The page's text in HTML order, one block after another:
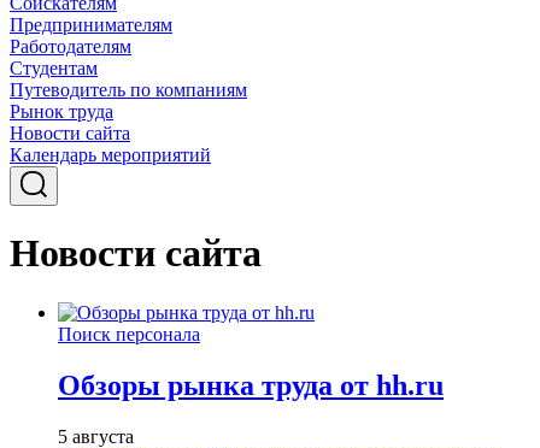
Предпринимателям
Работодателям
Студентам
Путеводитель по компаниям
Рынок труда
Новости сайта
Календарь мероприятий
Новости сайта
Поиск персонала
Обзоры рынка труда от hh.ru
5 августа